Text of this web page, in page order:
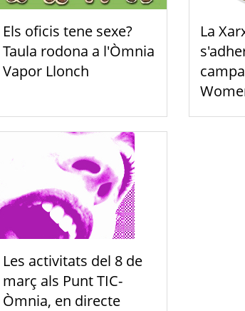
Els oficis tene sexe?
Taula rodona a l'Òmnia
Vapor Llonch
La
Les activitats del 8 de
març als Punt TIC-
Òmnia, en directe